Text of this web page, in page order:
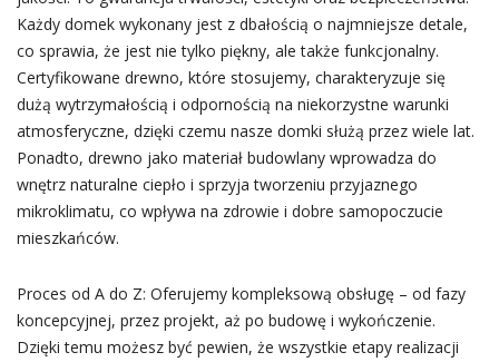
Każdy domek wykonany jest z dbałością o najmniejsze detale,
co sprawia, że jest nie tylko piękny, ale także funkcjonalny.
Certyfikowane drewno, które stosujemy, charakteryzuje się
dużą wytrzymałością i odpornością na niekorzystne warunki
atmosferyczne, dzięki czemu nasze domki służą przez wiele lat.
Ponadto, drewno jako materiał budowlany wprowadza do
wnętrz naturalne ciepło i sprzyja tworzeniu przyjaznego
mikroklimatu, co wpływa na zdrowie i dobre samopoczucie
mieszkańców.
Proces od A do Z: Oferujemy kompleksową obsługę – od fazy
koncepcyjnej, przez projekt, aż po budowę i wykończenie.
Dzięki temu możesz być pewien, że wszystkie etapy realizacji